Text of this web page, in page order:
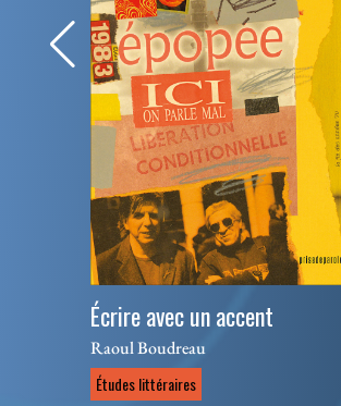
Écrire avec un accent
Raoul Boudreau
Études littéraires